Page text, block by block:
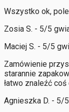
Wszystko ok,
Zosia S. - 5/5
Maciej S. - 5/5
Zamówienie
starannie
łatwo znaleźć
Agnieszka D. - 5/